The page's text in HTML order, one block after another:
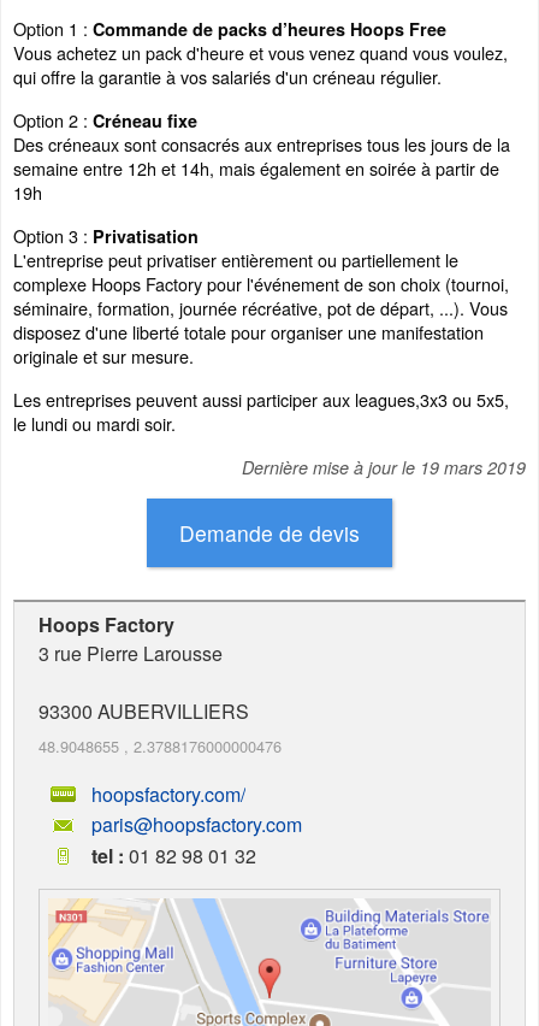
Option 1 : Commande de packs d’heures Hoops Free
Vous achetez un pack d'heure et vous venez quand vous voulez,
qui offre la garantie à vos salariés d'un créneau régulier.
Option 2 : Créneau fixe
Des créneaux sont consacrés aux entreprises tous les jours de la
semaine entre 12h et 14h, mais également en soirée à partir de
19h
Option 3 : Privatisation
L'entreprise peut privatiser entièrement ou partiellement le
complexe Hoops Factory pour l'événement de son choix (tournoi,
séminaire, formation, journée récréative, pot de départ, ...). Vous
disposez d'une liberté totale pour organiser une manifestation
originale et sur mesure.
Les entreprises peuvent aussi participer aux leagues,3x3 ou 5x5,
le lundi ou mardi soir.
Dernière mise à jour le 19 mars 2019
Hoops Factory
3 rue Pierre Larousse
93300 AUBERVILLIERS
48.9048655 , 2.3788176000000476
hoopsfactory.com/
paris@hoopsfactory.com
tel : 01 82 98 01 32